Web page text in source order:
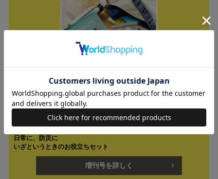
セブンネットショッピング、セブン‐イレブンで販売
※一部の店舗では取り扱いがない場合があります
【特別付録】
日常に、防災に
いざというときのお役立ちセット
増刊号を詳しく